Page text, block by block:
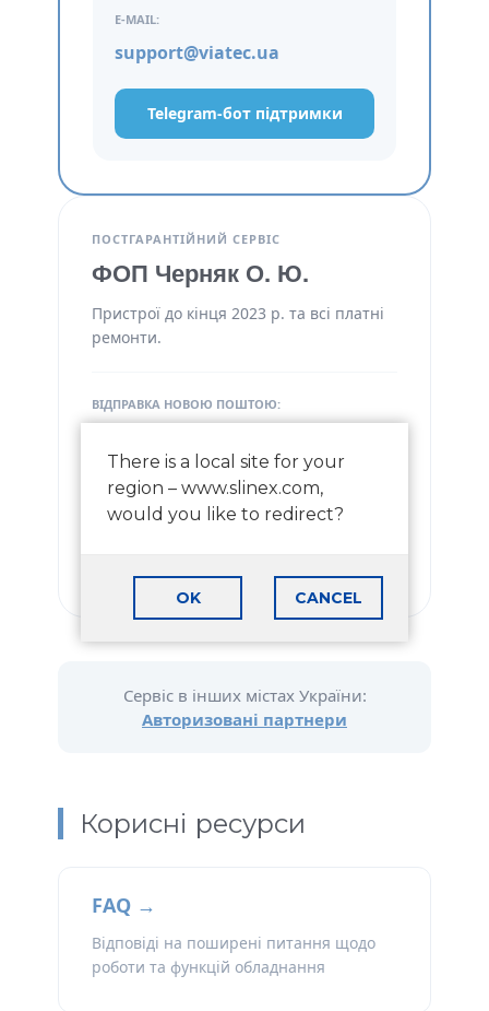
E-MAIL:
support@viatec.ua
Telegram-бот підтримки
ПОСТГАРАНТІЙНИЙ СЕРВІС
ФОП Черняк О. Ю.
Пристрої до кінця 2023 р. та всі платні
ремонти.
ВІДПРАВКА НОВОЮ ПОШТОЮ:
Черняк Олександр Юрійович
+380 93 635 55 66
Сервіс в інших містах України:
Авторизовані партнери
Корисні ресурси
FAQ →
Відповіді на поширені питання щодо
роботи та функцій обладнання
There is a local site for your
region – www.slinex.com,
would you like to redirect?
OK CANCEL